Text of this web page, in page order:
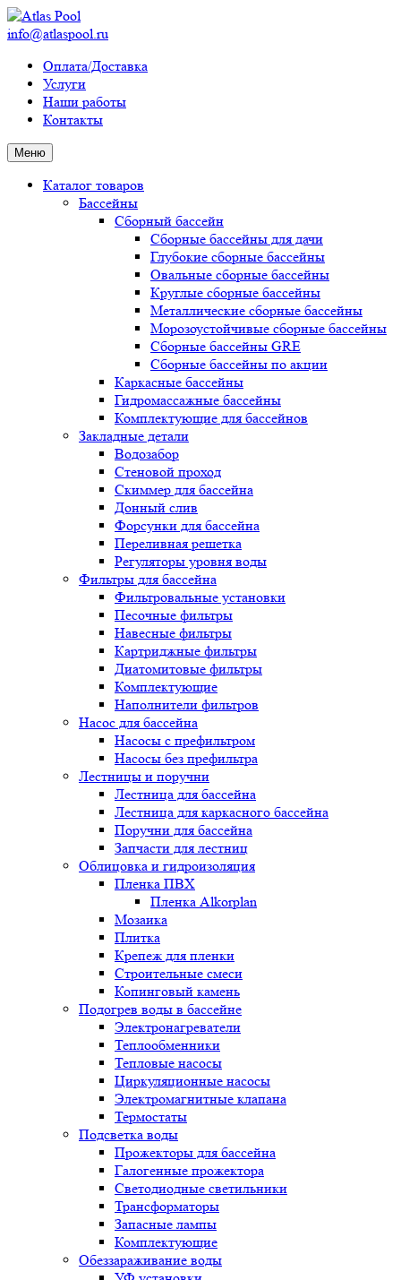
info@atlaspool.ru
Оплата/Доставка
Услуги
Наши работы
Контакты
Меню
Каталог товаров
Бассейны
Сборный бассейн
Сборные бассейны для дачи
Глубокие сборные бассейны
Овальные сборные бассейны
Круглые сборные бассейны
Металлические сборные бассейны
Морозоустойчивые сборные бассейны
Сборные бассейны GRE
Сборные бассейны по акции
Каркасные бассейны
Гидромассажные бассейны
Комплектующие для бассейнов
Закладные детали
Водозабор
Стеновой проход
Скиммер для бассейна
Донный слив
Форсунки для бассейна
Переливная решетка
Регуляторы уровня воды
Фильтры для бассейна
Фильтровальные установки
Песочные фильтры
Навесные фильтры
Картриджные фильтры
Диатомитовые фильтры
Комплектующие
Наполнители фильтров
Насос для бассейна
Насосы с префильтром
Насосы без префильтра
Лестницы и поручни
Лестница для бассейна
Лестница для каркасного бассейна
Поручни для бассейна
Запчасти для лестниц
Облицовка и гидроизоляция
Пленка ПВХ
Пленка Alkorplan
Мозаика
Плитка
Крепеж для пленки
Строительные смеси
Копинговый камень
Подогрев воды в бассейне
Электронагреватели
Теплообменники
Тепловые насосы
Циркуляционные насосы
Электромагнитные клапана
Термостаты
Подсветка воды
Прожекторы для бассейна
Галогенные прожектора
Светодиодные светильники
Трансформаторы
Запасные лампы
Комплектующие
Обеззараживание воды